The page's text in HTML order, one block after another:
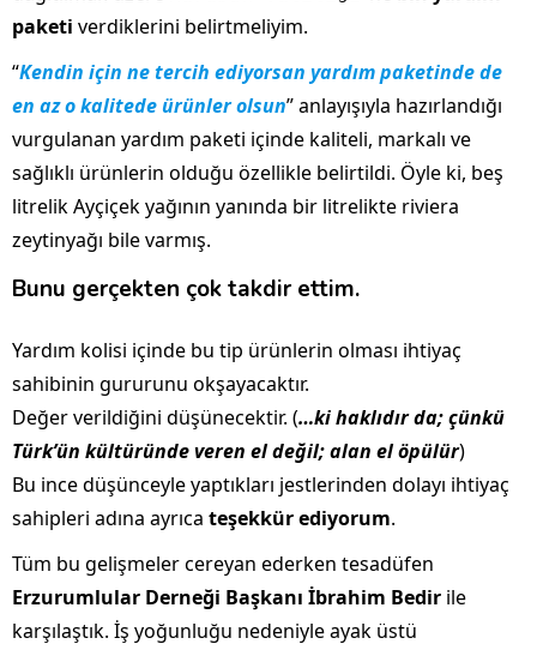
paketi verdiklerini belirtmeliyim.
“Kendin için ne tercih ediyorsan yardım paketinde de
en az o kalitede ürünler olsun” anlayışıyla hazırlandığı
vurgulanan yardım paketi içinde kaliteli, markalı ve
sağlıklı ürünlerin olduğu özellikle belirtildi. Öyle ki, beş
litrelik Ayçiçek yağının yanında bir litrelikte riviera
zeytinyağı bile varmış.
Bunu gerçekten çok takdir ettim.
Yardım kolisi içinde bu tip ürünlerin olması ihtiyaç
sahibinin gururunu okşayacaktır.
Değer verildiğini düşünecektir. (…ki haklıdır da; çünkü
Türk’ün kültüründe veren el değil; alan el öpülür)
Bu ince düşünceyle yaptıkları jestlerinden dolayı ihtiyaç
sahipleri adına ayrıca teşekkür ediyorum.
Tüm bu gelişmeler cereyan ederken tesadüfen
Erzurumlular Derneği Başkanı İbrahim Bedir ile
karşılaştık. İş yoğunluğu nedeniyle ayak üstü